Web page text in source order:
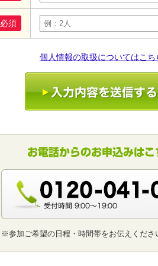
必須
個人情報の取扱についてはこち
※参加ご希望の日程・時間帯をお伝えくださ